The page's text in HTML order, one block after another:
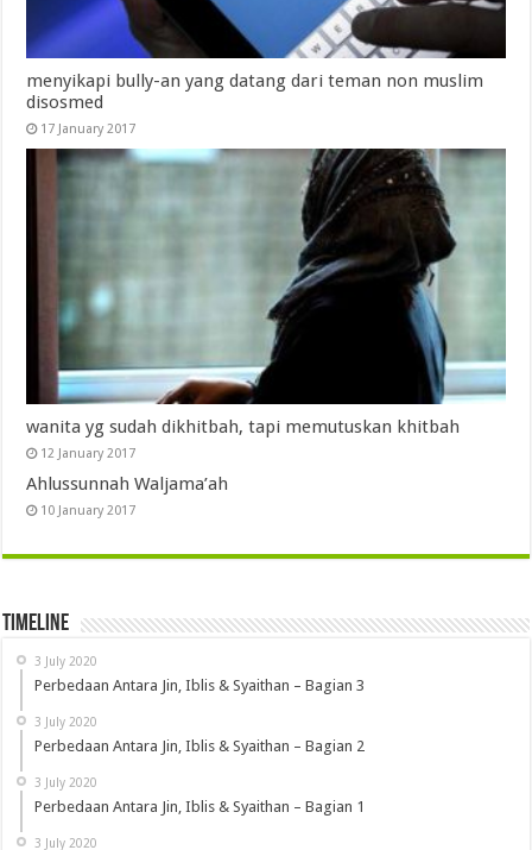
menyikapi bully-an yang datang dari teman non muslim
disosmed
17 January 2017
wanita yg sudah dikhitbah, tapi memutuskan khitbah
12 January 2017
Ahlussunnah Waljama’ah
10 January 2017
Timeline
3 July 2020
Perbedaan Antara Jin, Iblis & Syaithan – Bagian 3
3 July 2020
Perbedaan Antara Jin, Iblis & Syaithan – Bagian 2
3 July 2020
Perbedaan Antara Jin, Iblis & Syaithan – Bagian 1
3 July 2020